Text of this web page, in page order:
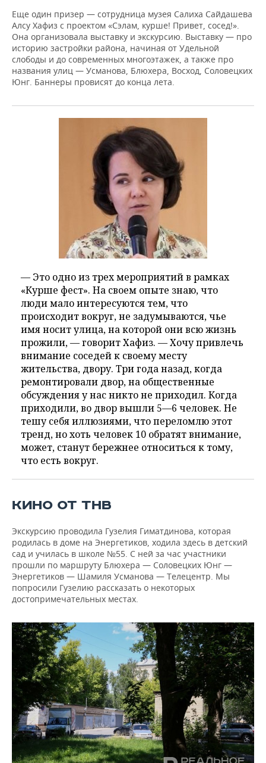
Еще один призер — сотрудница музея Салиха Сайдашева
Алсу Хафиз с проектом «Сэлам, курше! Привет, сосед!».
Она организовала выставку и экскурсию. Выставку — про
историю застройки района, начиная от Удельной
слободы и до современных многоэтажек, а также про
названия улиц — Усманова, Блюхера, Восход, Соловецких
Юнг. Баннеры провисят до конца лета.
— Это одно из трех мероприятий в рамках
«Курше фест». На своем опыте знаю, что
люди мало интересуются тем, что
происходит вокруг, не задумываются, чье
имя носит улица, на которой они всю жизнь
прожили, — говорит Хафиз. — Хочу привлечь
внимание соседей к своему месту
жительства, двору. Три года назад, когда
ремонтировали двор, на общественные
обсуждения у нас никто не приходил. Когда
приходили, во двор вышли 5—6 человек. Не
тешу себя иллюзиями, что переломлю этот
тренд, но хоть человек 10 обратят внимание,
может, станут бережнее относиться к тому,
что есть вокруг.
КИНО ОТ ТНВ
Экскурсию проводила Гузелия Гиматдинова, которая
родилась в доме на Энергетиков, ходила здесь в детский
сад и училась в школе №55. С ней за час участники
прошли по маршруту Блюхера — Соловецких Юнг —
Энергетиков — Шамиля Усманова — Телецентр. Мы
попросили Гузелию рассказать о некоторых
достопримечательных местах.